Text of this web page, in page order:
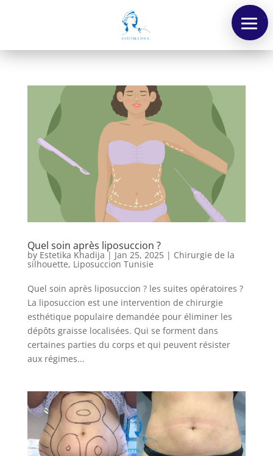
Tarifs
Nos
chirurgies
Quel soin après liposuccion ?
by Estetika Khadija | Jan 25, 2025| Chirurgie de la
silhouette, Liposuccion Tunisie
Quel soin après liposuccion ? les suites opératoires ?
La liposuccion est une intervention de chirurgie
esthétique populaire demandée pour éliminer les
dépôts graisse localisées. Qui se forment dans
certaines parties du corps et qui peuvent résister
aux régimes...